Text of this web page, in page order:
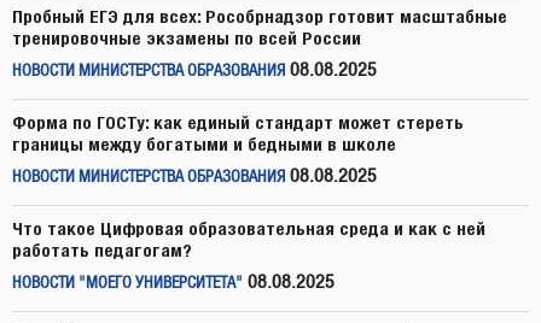
Пробный ЕГЭ для всех: Рособрнадзор готовит масштабные
тренировочные экзамены по всей России
НОВОСТИ МИНИСТЕРСТВА ОБРАЗОВАНИЯ 08.08.2025
Форма по ГОСТу: как единый стандарт может стереть
границы между богатыми и бедными в школе
НОВОСТИ МИНИСТЕРСТВА ОБРАЗОВАНИЯ 08.08.2025
Что такое Цифровая образовательная среда и как с ней
работать педагогам?
НОВОСТИ "МОЕГО УНИВЕРСИТЕТА" 08.08.2025